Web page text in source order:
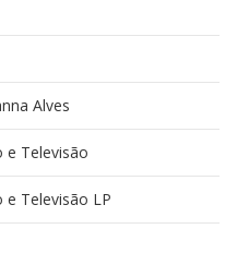
Alves
e Televisão
e Televisão LP